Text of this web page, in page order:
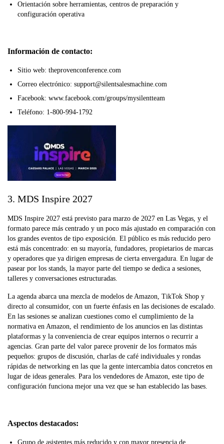
Orientación sobre herramientas, centros de preparación y
configuración operativa
Información de contacto:
Sitio web: theprovenconference.com
Correo electrónico: support@silentsalesmachine.com
Facebook: www.facebook.com/groups/mysilentteam
Teléfono: 1-800-994-1792
3. MDS Inspire 2027
MDS Inspire 2027 está previsto para marzo de 2027 en Las Vegas, y el
formato parece más centrado y un poco más ajustado en comparación con
los grandes eventos de tipo exposición. El público es más reducido pero
está más concentrado: en su mayoría, fundadores, propietarios de marcas
y operadores que ya dirigen empresas de cierta envergadura. En lugar de
pasear por los stands, la mayor parte del tiempo se dedica a sesiones,
talleres y conversaciones estructuradas.
La agenda abarca una mezcla de modelos de Amazon, TikTok Shop y
directo al consumidor, con un fuerte énfasis en las decisiones de escalado.
En las sesiones se analizan cuestiones como el cumplimiento de la
normativa en Amazon, el rendimiento de los anuncios en las distintas
plataformas y la conveniencia de crear equipos internos o recurrir a
agencias. Gran parte del valor parece provenir de los formatos más
pequeños: grupos de discusión, charlas de café individuales y rondas
rápidas de networking en las que la gente intercambia datos concretos en
lugar de ideas generales. Para los vendedores de Amazon, este tipo de
configuración funciona mejor una vez que se han establecido las bases.
Aspectos destacados:
Grupo de asistentes más reducido y con mayor presencia de